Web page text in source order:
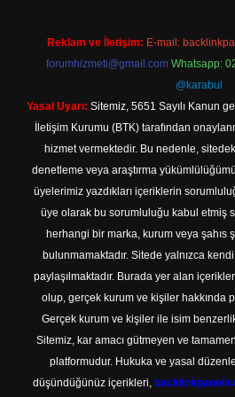
Reklam ve İletişim: E-mail:
forumhizmeti@gmail.com Whatsapp:
@karabul
Yasal Uyarı: Sitemiz, 5651 Sayılı Kanun
İletişim Kurumu (BTK) tarafından
hizmet vermektedir. Bu nedenle,
denetleme veya araştırma
üyelerimiz yazdıkları içeriklerin
üye olarak bu sorumluluğu kabul etmiş
herhangi bir marka, kurum veya şahıs
bulunmamaktadır. Sitede yalnızca kendi
paylaşılmaktadır. Burada yer alan
olup, gerçek kurum ve kişiler hakkında
Gerçek kurum ve kişiler ile isim
Sitemiz, kar amacı gütmeyen ve
platformudur. Hukuka ve yasal
düşündüğünüz içerikleri,